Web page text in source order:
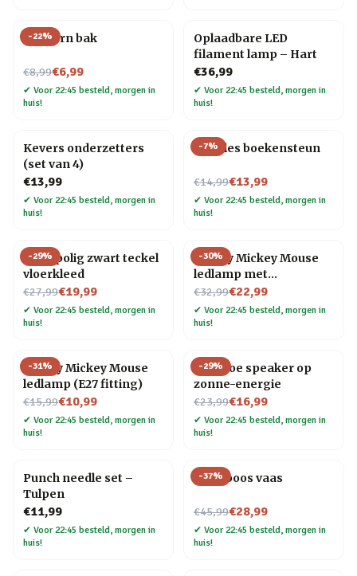
-22%
Popcorn bak
€8,99
Nu voor€6,99
✔ Voor 22:45 besteld, morgen in
huis!
Oplaadbare LED
filament lamp – Hart
€36,99
✔ Voor 22:45 besteld, morgen in
huis!
Kevers onderzetters
(set van 4)
€13,99
✔ Voor 22:45 besteld, morgen in
huis!
-7%
Noodles boekensteun
€14,99
Nu voor€13,99
✔ Voor 22:45 besteld, morgen in
huis!
-29%
Hoogpolig zwart teckel
vloerkleed
€27,99
Nu voor€19,99
✔ Voor 22:45 besteld, morgen in
huis!
-30%
Disney Mickey Mouse
ledlamp met
keramische voet
€32,99
Nu voor€22,99
✔ Voor 22:45 besteld, morgen in
huis!
-31%
Disney Mickey Mouse
ledlamp (E27 fitting)
€15,99
Nu voor€10,99
✔ Voor 22:45 besteld, morgen in
huis!
-29%
Bamboe speaker op
zonne-energie
€23,99
Nu voor€16,99
✔ Voor 22:45 besteld, morgen in
huis!
Punch needle set –
Tulpen
€11,99
✔ Voor 22:45 besteld, morgen in
huis!
-37%
Framboos vaas
€45,99
Nu voor€28,99
✔ Voor 22:45 besteld, morgen in
huis!